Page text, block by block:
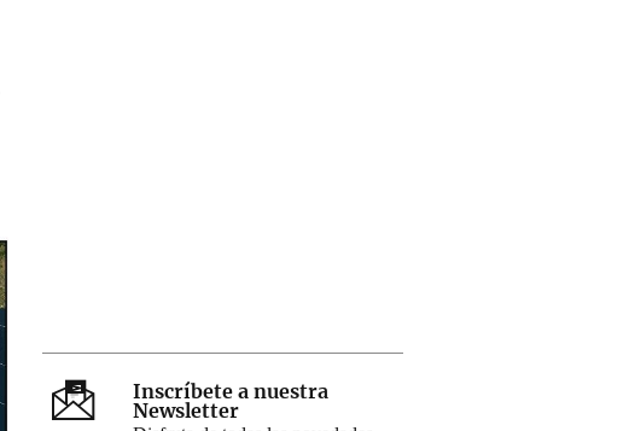
Inscríbete a nuestra
Newsletter